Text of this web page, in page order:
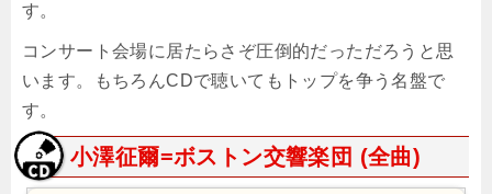
す。
コンサート会場に居たらさぞ圧倒的だっただろうと思
います。もちろんCDで聴いてもトップを争う名盤で
す。
小澤征爾=ボストン交響楽団 (全曲)